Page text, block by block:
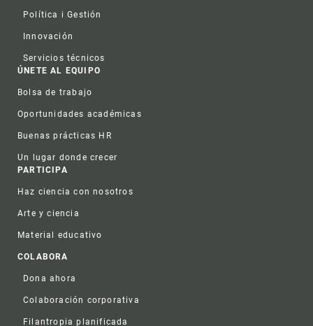
Política i Gestión
Innovación
Servicios técnicos
ÚNETE AL EQUIPO
Bolsa de trabajo
Oportunidades académicas
Buenas prácticas HR
Un lugar donde crecer
PARTICIPA
Haz ciencia con nosotros
Arte y ciencia
Material educativo
COLABORA
Dona ahora
Colaboración corporativa
Filantropia planificada